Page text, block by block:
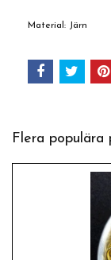
Material: Järn
Flera populära